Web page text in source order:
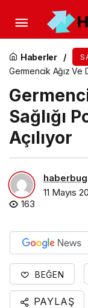
Haberler
Germencik Ağız Ve
Sağlığı
Açılıyor
haberbug
11 Mayıs
163
BEĞEN
PAYLAŞ
Çocuklarda